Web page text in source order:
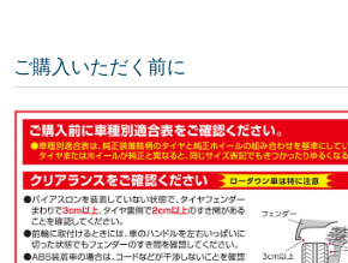
ご購入いただく前に